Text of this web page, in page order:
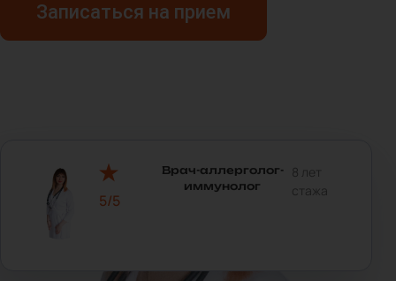
Записаться на прием
5/5
Врач-аллерголог-
иммунолог
8 лет
стажа